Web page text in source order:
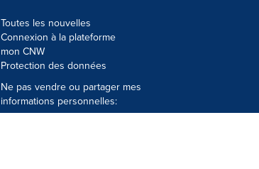
Toutes les nouvelles
Connexion à la plateforme
mon CNW
Protection des données
Ne pas vendre ou partager mes
informations personnelles: